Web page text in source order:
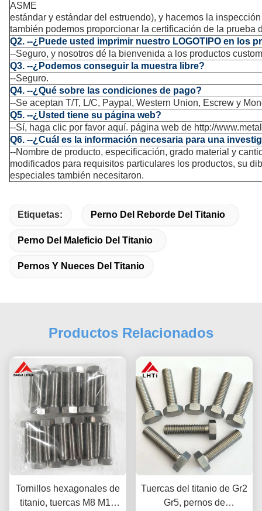
ASME
estándar y estándar del estruendo), y hacemos la
también podemos proporcionar la certificación de la prueba
Q2. --¿Puede usted imprimir nuestro LOGOTIPO en los
--Seguro, y nosotros dé la bienvenida a los productos
Q3. --¿Podemos conseguir la muestra libre?
--Seguro.
Q4. --¿Qué sobre las condiciones de pago?
--Se aceptan T/T, L/C, Paypal, Western Union, Escrew y
Q5. --¿Usted tiene su página web?
--Sí, haga clic por favor aquí. página web de http://
Q6. --¿Cuál es la información necesaria para una
--Nombre de producto, especificación, grado material y
modificados para requisitos particulares los productos, su
especiales también necesitaron.
Etiquetas: Perno Del Reborde Del Titanio
Perno Del Maleficio Del Titanio
Pernos Y Nueces Del Titanio
Productos Relacionados
Tornillos hexagonales de
titanio, tuercas M8 M10
Tuercas del titanio de Gr2
Gr5, pernos de